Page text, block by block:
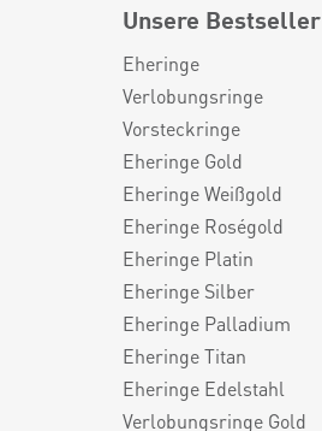
Unsere Bestseller
Eheringe
Verlobungsringe
Vorsteckringe
Eheringe Gold
Eheringe Weißgold
Eheringe Roségold
Eheringe Platin
Eheringe Silber
Eheringe Palladium
Eheringe Titan
Eheringe Edelstahl
Verlobungsringe Gold